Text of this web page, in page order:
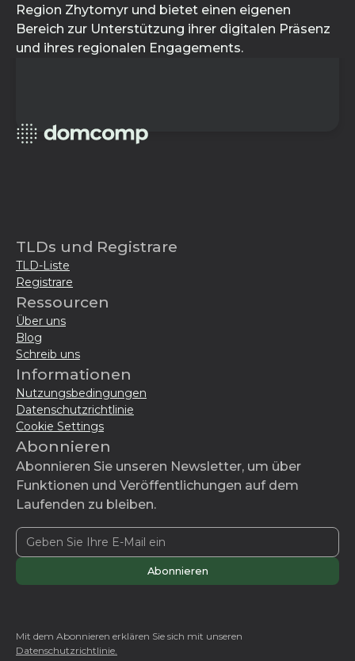
Region Zhytomyr und bietet einen eigenen
Bereich zur Unterstützung ihrer digitalen Präsenz
und ihres regionalen Engagements.
TLDs und Registrare
TLD-Liste
Registrare
Ressourcen
Über uns
Blog
Schreib uns
Informationen
Nutzungsbedingungen
Datenschutzrichtlinie
Cookie Settings
Abonnieren
Abonnieren Sie unseren Newsletter, um über
Funktionen und Veröffentlichungen auf dem
Laufenden zu bleiben.
Mit dem Abonnieren erklären Sie sich mit unseren
Datenschutzrichtlinie.